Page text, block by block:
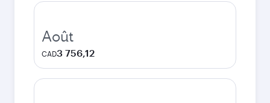
Août
CAD3 756,12